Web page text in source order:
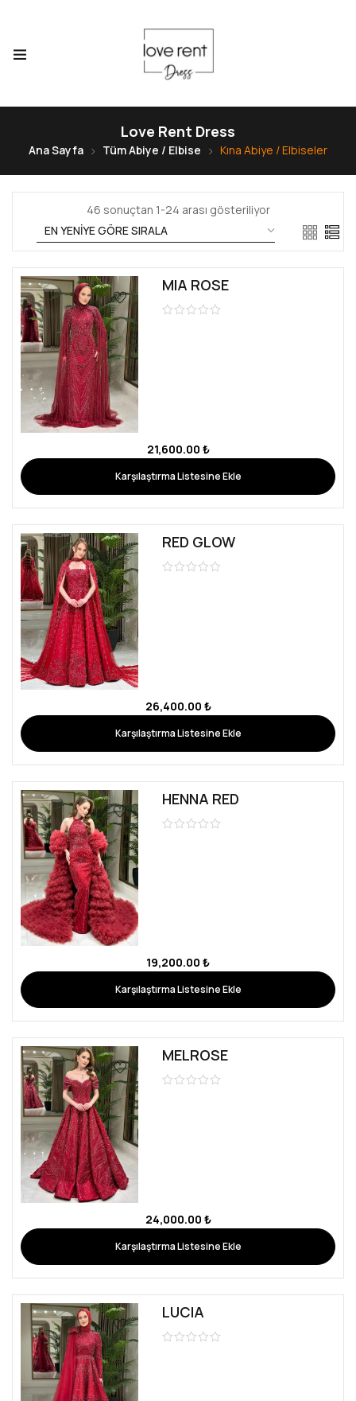
Love Rent Dress
Ana Sayfa Tüm Abiye / Elbise Kına Abiye / Elbiseler
46 sonuçtan 1-24 arası gösteriliyor
MIA ROSE
21,600.00 ₺
Karşılaştırma Listesine Ekle
RED GLOW
26,400.00 ₺
Karşılaştırma Listesine Ekle
HENNA RED
19,200.00 ₺
Karşılaştırma Listesine Ekle
MELROSE
24,000.00 ₺
Karşılaştırma Listesine Ekle
LUCIA